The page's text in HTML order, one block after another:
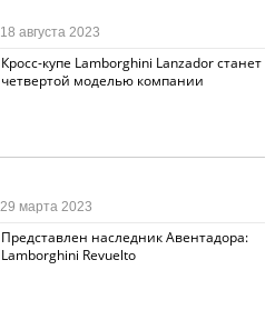
Кросс-купе Lamborghini Lanzador станет
четвертой моделью компании
18 августа 2023
Представлен наследник Авентадора:
Lamborghini Revuelto
29 марта 2023